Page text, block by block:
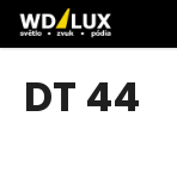
Přejít
na
obsah
DT 44
o